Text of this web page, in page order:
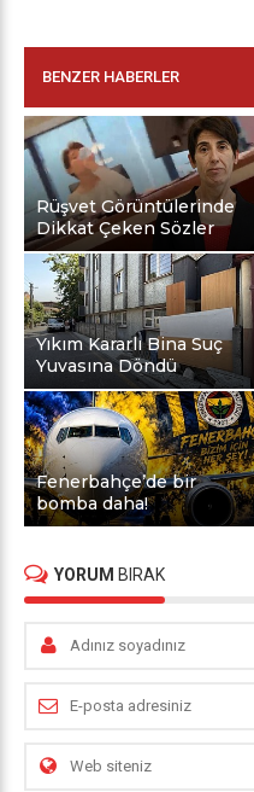
BENZER HABERLER
Rüşvet Görüntülerinde
Dikkat Çeken Sözler
Yıkım Kararlı Bina Suç
Yuvasına Döndü
Fenerbahçe’de bir
bomba daha!
YORUM BIRAK